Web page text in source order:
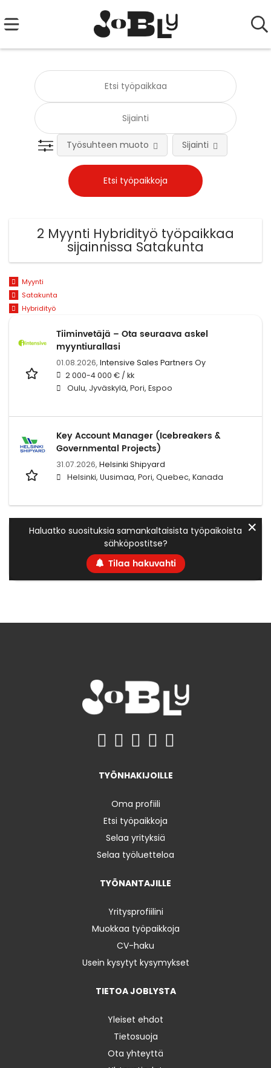
Työsuhteen muoto Sijainti
2 Myynti Hybridityö työpaikkaa
sijainnissa Satakunta
Myynti
Satakunta
Hybridityö
Tiiminvetäjä – Ota seuraava askel
myyntiurallasi
01.08.2026, Intensive Sales Partners Oy
2 000-4 000 € / kk
Oulu, Jyväskylä, Pori, Espoo
Key Account Manager (Icebreakers &
Governmental Projects)
31.07.2026, Helsinki Shipyard
Helsinki, Uusimaa, Pori, Quebec, Kanada
Haluatko suosituksia samankaltaisista työpaikoista
sähköpostitse?
Tilaa hakuvahti
✕
TYÖNHAKIJOILLE
Oma profiili
Etsi työpaikkoja
Selaa yrityksiä
Selaa työluetteloa
TYÖNANTAJILLE
Yritysprofiilini
Muokkaa työpaikkoja
CV-haku
Usein kysytyt kysymykset
TIETOA JOBLYSTA
Yleiset ehdot
Tietosuoja
Ota yhteyttä